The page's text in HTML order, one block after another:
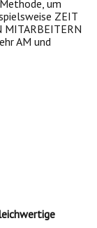
um
ZEIT
MITARBEITERN
AM und